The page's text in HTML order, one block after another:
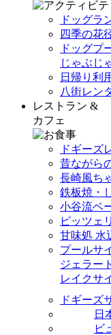
ドッグラ
四季の花
ドッグプ
じゃぶじ
日帰り利
八街レン
レストラン &
カフェ
ドギーズ
昔ながら
長崎風ち
鉄板焼・
小谷流ベ
ピッツェ
甘味処 水
プールサ
ジェラー
レイクサ
ドギーズ
日
ビ